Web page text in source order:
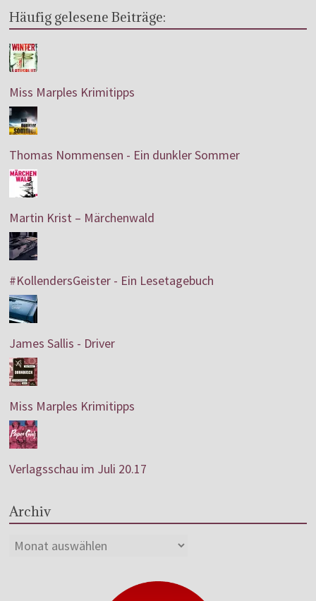
Häufig gelesene Beiträge:
Miss Marples Krimitipps
Thomas Nommensen - Ein dunkler Sommer
Martin Krist – Märchenwald
#KollendersGeister - Ein Lesetagebuch
James Sallis - Driver
Miss Marples Krimitipps
Verlagsschau im Juli 20.17
Archiv